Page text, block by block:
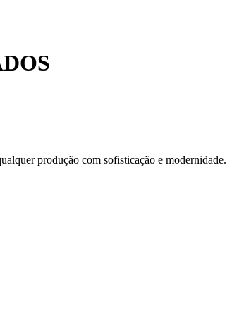
produção com sofisticação e modernidade.